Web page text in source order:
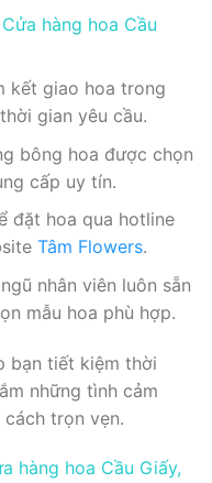
hàng hoa Cầu
kết giao hoa trong
gian yêu cầu.
bông hoa được chọn
cấp uy tín.
đặt hoa qua hotline
Tâm Flowers.
nhân viên luôn sẵn
mẫu hoa phù hợp.
bạn tiết kiệm thời
những tình cảm
trọn vẹn.
hàng hoa Cầu Giấy,